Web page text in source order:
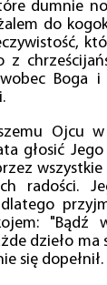
dumnie
do
z
Boga
Ojcu
głosić Jego
wszystkie
radości.
dlatego
"Bądź
dzieło ma
się dopełnił.